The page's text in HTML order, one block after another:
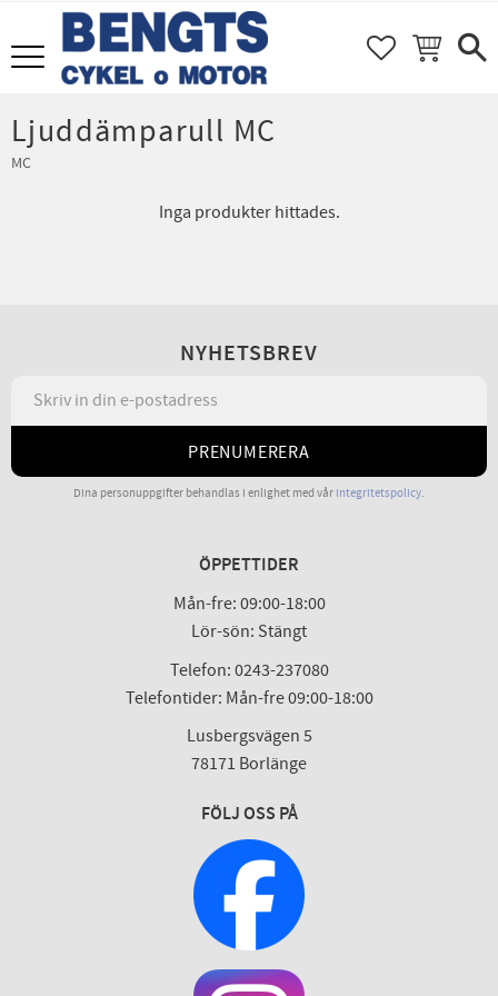
Meny FAVORITER
KUNDVAGN
Ljuddämparull MC
MC
Inga produkter hittades.
NYHETSBREV
PRENUMERERA
Dina personuppgifter behandlas i enlighet med vår integritetspolicy.
ÖPPETTIDER
Mån-fre: 09:00-18:00
Lör-sön: Stängt
Telefon: 0243-237080
Telefontider: Mån-fre 09:00-18:00
Lusbergsvägen 5
78171 Borlänge
FÖLJ OSS PÅ